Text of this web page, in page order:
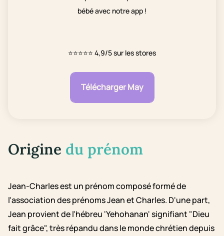
bébé avec notre app !
⭐⭐⭐⭐⭐ 4,9/5 sur les stores
Télécharger May
Origine du prénom
Jean-Charles est un prénom composé formé de
l'association des prénoms Jean et Charles. D'une part,
Jean provient de l'hébreu 'Yehohanan' signifiant "Dieu
fait grâce", très répandu dans le monde chrétien depuis